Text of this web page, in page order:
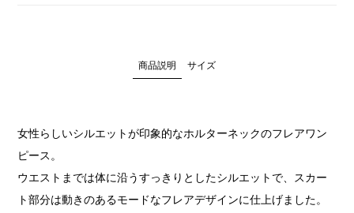
商品説明 サイズ
女性らしいシルエットが印象的なホルターネックのフレアワン
ピース。
ウエストまでは体に沿うすっきりとしたシルエットで、スカー
ト部分は動きのあるモードなフレアデザインに仕上げました。